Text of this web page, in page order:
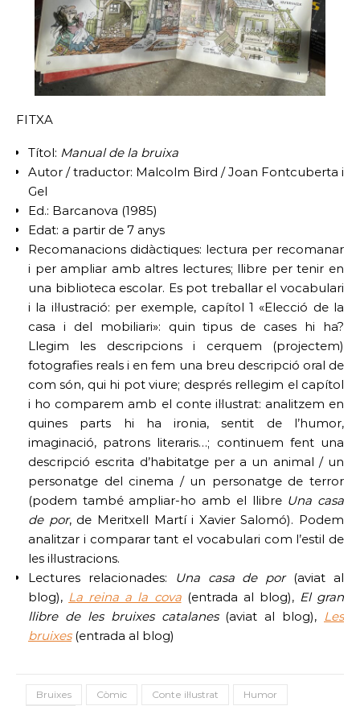
FITXA
Títol: Manual de la bruixa
Autor / traductor: Malcolm Bird / Joan Fontcuberta i
Gel
Ed.: Barcanova (1985)
Edat: a partir de 7 anys
Recomanacions didàctiques: lectura per recomanar
i per ampliar amb altres lectures; llibre per tenir en
una biblioteca escolar. Es pot treballar el vocabulari
i la il·lustració: per exemple, capítol 1 «Elecció de la
casa i del mobiliari»: quin tipus de cases hi ha?
Llegim les descripcions i cerquem (projectem)
fotografies reals i en fem una breu descripció oral de
com són, qui hi pot viure; després rellegim el capítol
i ho comparem amb el conte il·lustrat: analitzem en
quines parts hi ha ironia, sentit de l’humor,
imaginació, patrons literaris…; continuem fent una
descripció escrita d’habitatge per a un animal / un
personatge del cinema / un personatge de terror
(podem també ampliar-ho amb el llibre Una casa
de por, de Meritxell Martí i Xavier Salomó). Podem
analitzar i comparar tant el vocabulari com l’estil de
les il·lustracions.
Lectures relacionades:
Una casa de por(aviat al
blog), La reina a la cova(entrada al blog), El gran
llibre de les bruixes catalanes(aviat al blog), Les
bruixes(entrada al blog)
Bruixes Còmic Conte il·lustrat
Humor